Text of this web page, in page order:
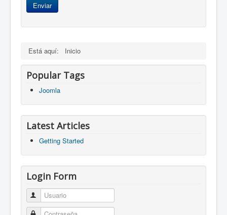
Enviar
Está aquí: Inicio
Popular Tags
Joomla
Latest Articles
Getting Started
Login Form
Usuario